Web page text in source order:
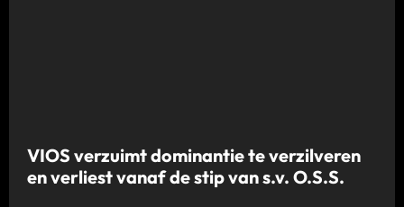
VIOS verzuimt dominantie te verzilveren
en verliest vanaf de stip van s.v. O.S.S.